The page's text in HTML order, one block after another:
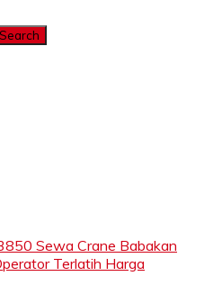
Sewa Crane Babakan
Terlatih Harga